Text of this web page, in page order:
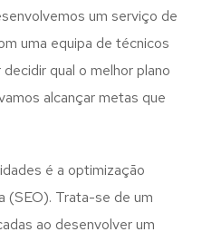
um serviço de
uma equipa de técnicos
qual o melhor plano
alcançar metas que
é a optimização
(SEO). Trata-se de um
ao desenvolver um